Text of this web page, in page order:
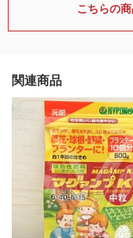
こちらの
関連商品